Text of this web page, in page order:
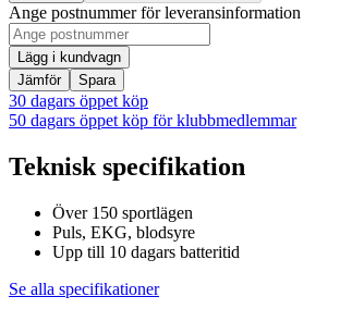
Ange postnummer för leveransinformation
Lägg i kundvagn
Jämför
Spara
30 dagars öppet köp
50 dagars öppet köp för klubbmedlemmar
Teknisk specifikation
Över 150 sportlägen
Puls, EKG, blodsyre
Upp till 10 dagars batteritid
Se alla specifikationer